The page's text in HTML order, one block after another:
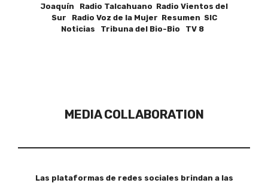
Joaquín Radio Talcahuano Radio Vientos del
Sur Radio Voz de la Mujer Resumen SIC
Noticias Tribuna del Bio-Bio TV 8
MEDIA COLLABORATION
Las plataformas de redes sociales brindan a las